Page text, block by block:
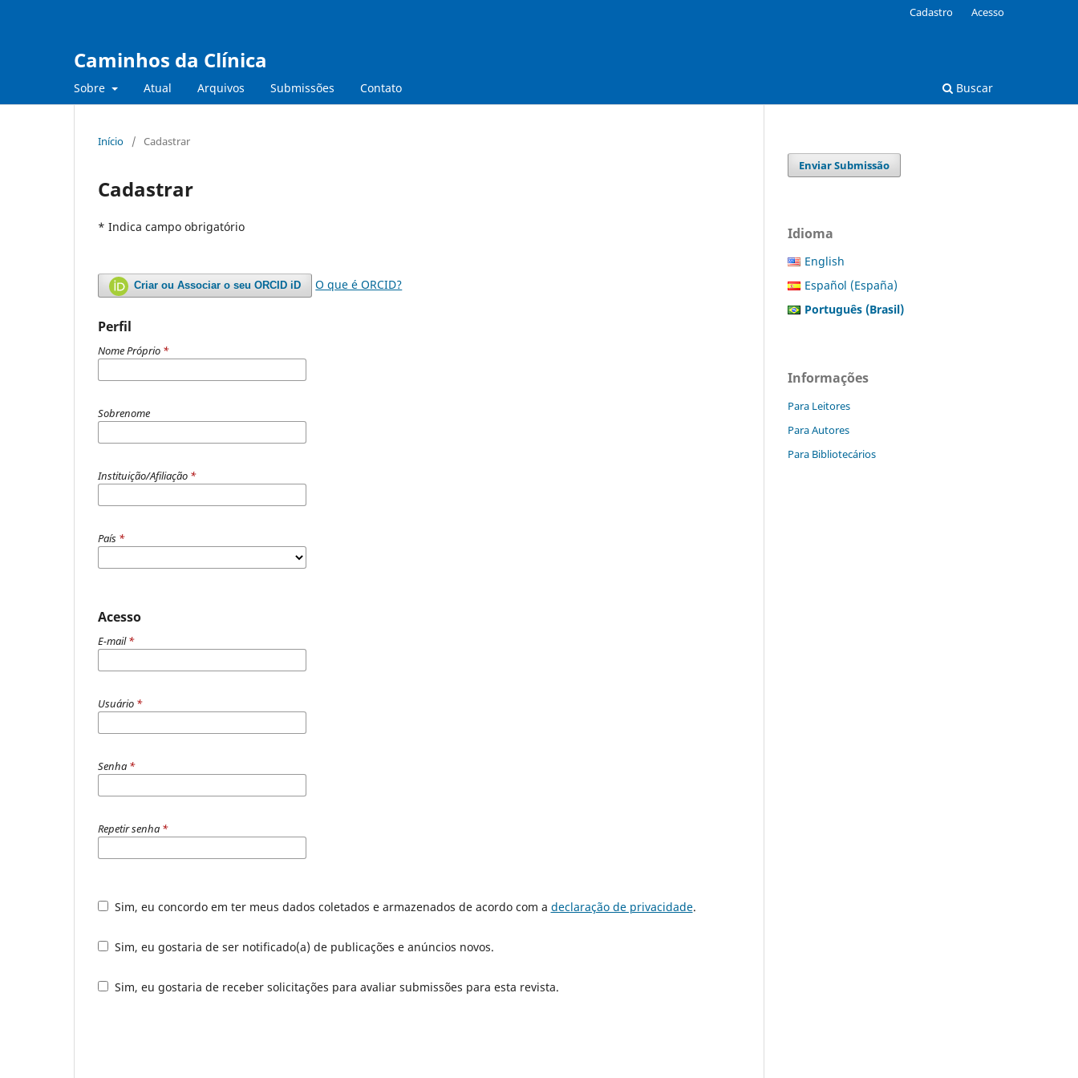
Caminhos da Clínica
Sobre Atual Arquivos Submissões Contato Buscar
Cadastro Acesso
Início / Cadastrar
Cadastrar
* Indica campo obrigatório
Criar ou Associar o seu ORCID iD O que é ORCID?
Perfil
Nome Próprio *
Sobrenome
Instituição/Afiliação *
País *
Acesso
E-mail*
Usuário *
Senha *
Repetir senha *
Sim, eu concordo em ter meus dados coletados e armazenados de acordo com a declaração de privacidade.
Sim, eu gostaria de ser notificado(a) de publicações e anúncios novos.
Sim, eu gostaria de receber solicitações para avaliar submissões para esta revista.
Enviar Submissão
Idioma
English
Español (España)
Português (Brasil)
Informações
Para Leitores
Para Autores
Para Bibliotecários